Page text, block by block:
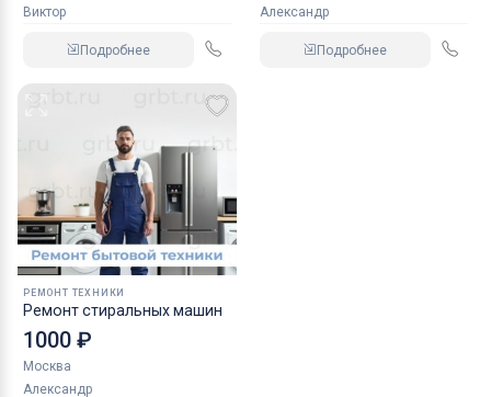
Виктор
Подробнее
Александр
Подробнее
РЕМОНТ ТЕХНИКИ
Ремонт стиральных машин
1000 ₽
Москва
Александр